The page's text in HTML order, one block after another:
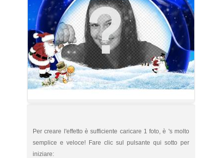
Per creare l'effetto è sufficiente caricare 1 foto, è 's molto
semplice e veloce! Fare clic sul pulsante qui sotto per
iniziare: